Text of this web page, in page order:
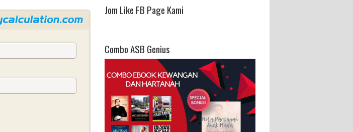
Jom Like FB Page Kami
Combo ASB Genius